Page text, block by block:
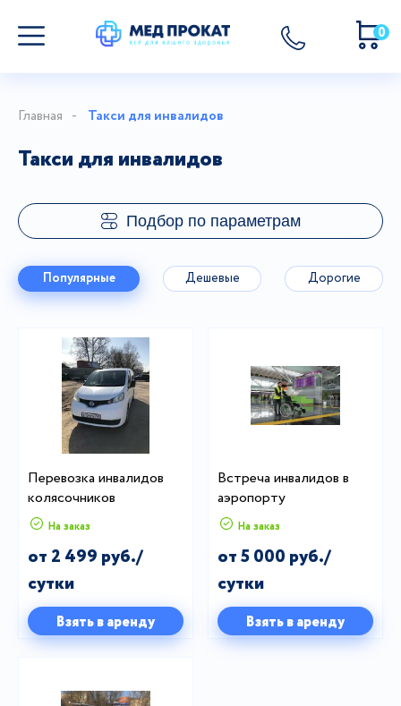
0
Главная Такси для инвалидов
Такси для инвалидов
Подбор по параметрам
Популярные Дешевые Дорогие
Перевозка инвалидов
колясочников
На заказ
от 2 499 руб./
сутки
Взять в аренду
Встреча инвалидов в
аэропорту
На заказ
от 5 000 руб./
сутки
Взять в аренду